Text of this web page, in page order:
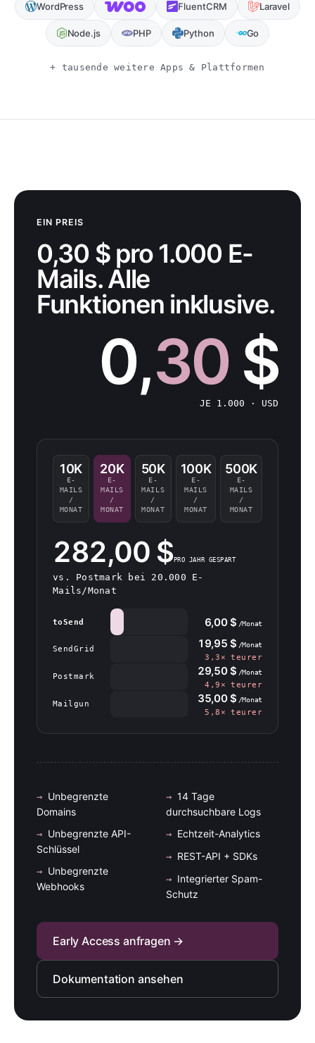
WordPress FluentCRM Laravel
Node.js PHP Python Go
+ tausende weitere Apps & Plattformen
EIN PREIS
0,30 $ pro 1.000 E-
Mails. Alle
Funktionen inklusive.
0,30$
JE 1.000 · USD
10K
E-
MAILS
/
MONAT
20K
E-
MAILS
/
MONAT
50K
E-
MAILS
/
MONAT
100K
E-
MAILS
/
MONAT
500K
E-
MAILS
/
MONAT
282,00 $ PRO JAHR GESPART
vs. Postmark bei 20.000 E-
Mails/Monat
toSend 6,00 $ /Monat
SendGrid 19,95 $ /Monat
3,3× teurer
Postmark 29,50 $ /Monat
4,9× teurer
Mailgun 35,00 $ /Monat
5,8× teurer
Unbegrenzte
Domains
Unbegrenzte API-
Schlüssel
Unbegrenzte
Webhooks
14 Tage
durchsuchbare Logs
Echtzeit-Analytics
REST-API + SDKs
Integrierter Spam-
Schutz
Early Access anfragen →
Dokumentation ansehen